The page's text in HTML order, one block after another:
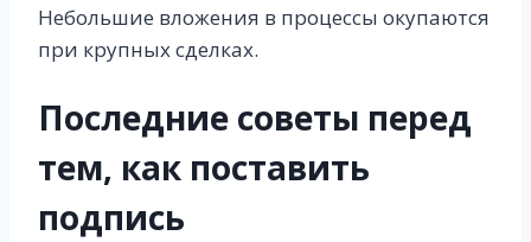
Небольшие вложения в процессы окупаются
при крупных сделках.
Последние советы перед
тем, как поставить
подпись